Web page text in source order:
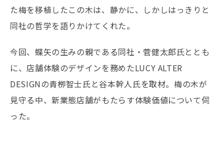
た梅を移植したこの木は、静かに、しかしはっきりと
同社の哲学を語りかけてくれた。
今回、蝶矢の生みの親である同社・菅健太郎氏ととも
に、店舗体験のデザインを務めたLUCY ALTER
DESIGNの青栁智士氏と谷本幹人氏を取材。梅の木が
見守る中、新業態店舗がもたらす体験価値について伺
った。